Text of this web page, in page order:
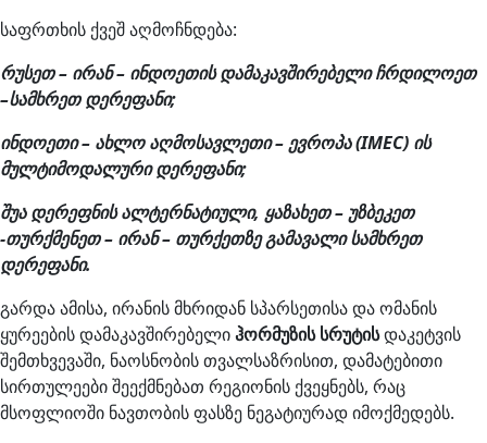
საფრთხის ქვეშ აღმოჩნდება:
რუსეთ – ირან – ინდოეთის დამაკავშირებელიჩრდილოეთ
–სამხრეთ დერეფანი;
ინდოეთი– ახლო აღმოსავლეთი–ევროპა(IMEC) ის
მულტიმოდალური დერეფანი;
შუა დერეფნის ალტერნატიული, ყაზახეთ – უზბეკეთ
-თურქმენეთ – ირან – თურქეთზე გამავალი სამხრეთ
დერეფანი.
გარდა ამისა, ირანის მხრიდან სპარსეთისა და ომანის
ყურეების დამაკავშირებელიჰორმუზის სრუტისდაკეტვის
შემთხვევაში, ნაოსნობის თვალსაზრისით, დამატებითი
სირთულეები შეექმნებათ რეგიონის ქვეყნებს, რაც
მსოფლიოში ნავთობის ფასზე ნეგატიურად იმოქმედებს.